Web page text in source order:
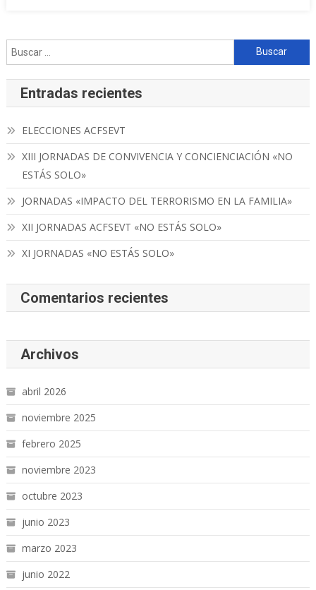
Buscar:
Entradas recientes
ELECCIONES ACFSEVT
XIII JORNADAS DE CONVIVENCIA Y CONCIENCIACIÓN «NO
ESTÁS SOLO»
JORNADAS «IMPACTO DEL TERRORISMO EN LA FAMILIA»
XII JORNADAS ACFSEVT «NO ESTÁS SOLO»
XI JORNADAS «NO ESTÁS SOLO»
Comentarios recientes
Archivos
abril 2026
noviembre 2025
febrero 2025
noviembre 2023
octubre 2023
junio 2023
marzo 2023
junio 2022